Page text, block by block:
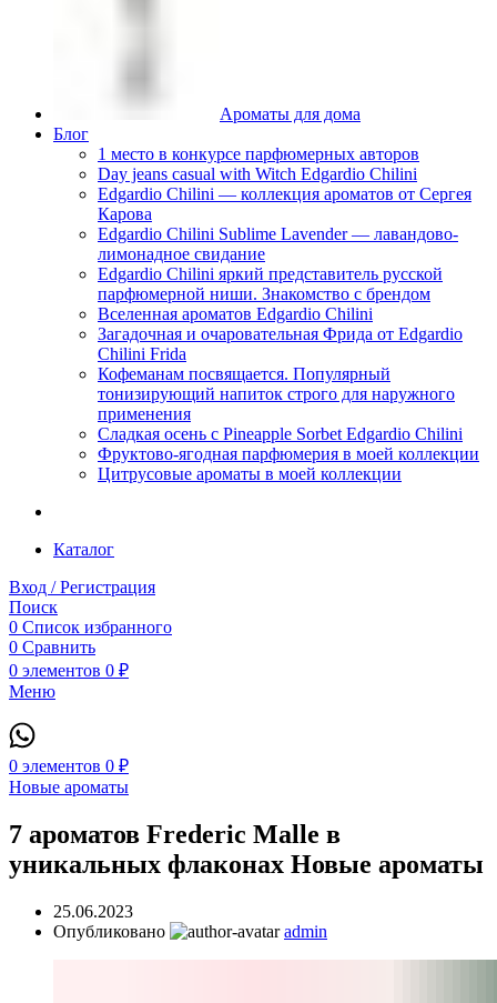
Ароматы для дома
Блог
1 место в конкурсе парфюмерных авторов
Day jeans casual with Witch Edgardio Chilini
Edgardio Chilini — коллекция ароматов от Сергея
Карова
Edgardio Chilini Sublime Lavender — лавандово-
лимонадное свидание
Edgardio Chilini яркий представитель русской
парфюмерной ниши. Знакомство с брендом
Вселенная ароматов Edgardio Chilini
Загадочная и очаровательная Фрида от Edgardio
Chilini Frida
Кофеманам посвящается. Популярный
тонизирующий напиток строго для наружного
применения
Сладкая осень с Pineapple Sorbet Edgardio Chilini
Фруктово-ягодная парфюмерия в моей коллекции
​Цитрусовые ароматы в моей коллекции
Каталог
Вход / Регистрация
Поиск
0 Список избранного
0 Сравнить
0 элементов 0 ₽
Меню
0 элементов 0 ₽
Новые ароматы
7 ароматов Frederic Malle в
уникальных флаконах Новые ароматы
25.06.2023
Опубликовано
admin